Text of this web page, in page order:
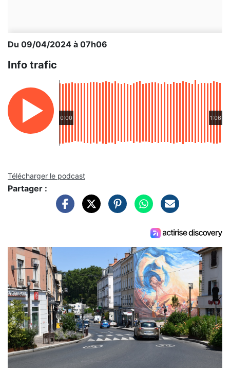
Du 09/04/2024 à 07h06
Info trafic
0:00 1:06
Télécharger le podcast
Partager :